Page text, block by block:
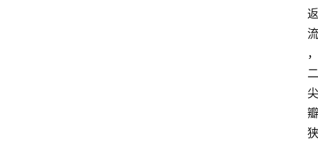
返
流
，
二
尖
瓣
狭